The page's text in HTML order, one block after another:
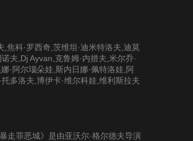
焦科·罗西奇,茨维坦·迪米特洛夫,迪莫
夫,Dj Ayvan,克鲁姆·内措夫,米尔乔·
·阿尔瑙朵娃,斯内日娜·佩特洛娃,阿
多洛夫,博伊卡·维尔科娃,维利斯拉夫
走罪恶城》是由亚沃尔·格尔德夫导演